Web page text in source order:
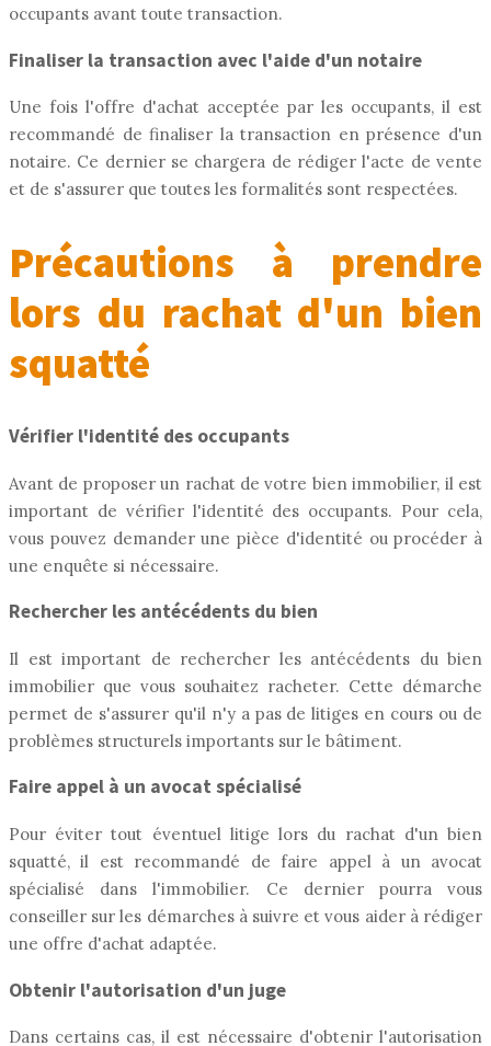
occupants avant toute transaction.
Finaliser la transaction avec l'aide d'un notaire
Une fois l'offre d'achat acceptée par les occupants, il est
recommandé de finaliser la transaction en présence d'un
notaire. Ce dernier se chargera de rédiger l'acte de vente
et de s'assurer que toutes les formalités sont respectées.
Précautions à prendre
lors du rachat d'un bien
squatté
Vérifier l'identité des occupants
Avant de proposer un rachat de votre bien immobilier, il est
important de vérifier l'identité des occupants. Pour cela,
vous pouvez demander une pièce d'identité ou procéder à
une enquête si nécessaire.
Rechercher les antécédents du bien
Il est important de rechercher les antécédents du bien
immobilier que vous souhaitez racheter. Cette démarche
permet de s'assurer qu'il n'y a pas de litiges en cours ou de
problèmes structurels importants sur le bâtiment.
Faire appel à un avocat spécialisé
Pour éviter tout éventuel litige lors du rachat d'un bien
squatté, il est recommandé de faire appel à un avocat
spécialisé dans l'immobilier. Ce dernier pourra vous
conseiller sur les démarches à suivre et vous aider à rédiger
une offre d'achat adaptée.
Obtenir l'autorisation d'un juge
Dans certains cas, il est nécessaire d'obtenir l'autorisation